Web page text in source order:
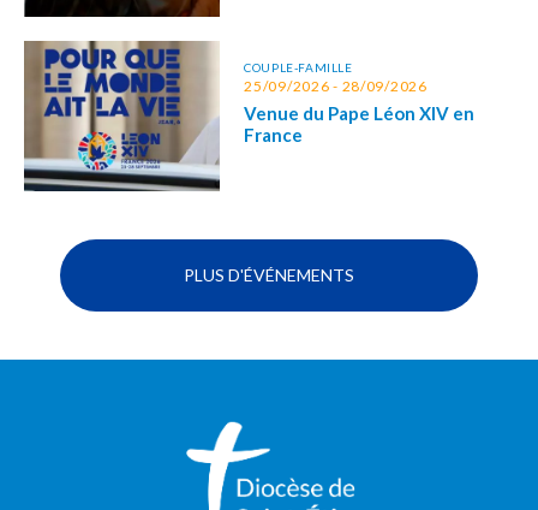
COUPLE-FAMILLE
25/09/2026 - 28/09/2026
Venue du Pape Léon XIV en
France
PLUS D'ÉVÉNEMENTS